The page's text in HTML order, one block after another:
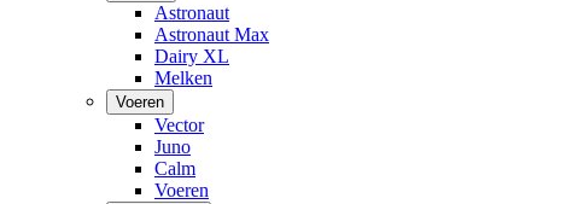
Astronaut
Astronaut Max
Dairy XL
Melken
Voeren
Vector
Juno
Calm
Voeren